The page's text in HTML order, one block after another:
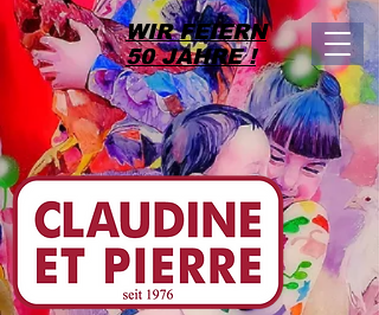
WIR FEIERN
50 JAHRE !